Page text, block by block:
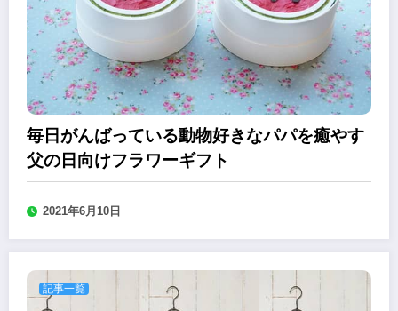
毎日がんばっている動物好きなパパを癒やす
父の日向けフラワーギフト
2021年6月10日
記事一覧